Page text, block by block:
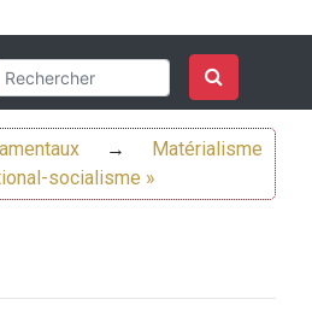
→
Matérialisme
socialisme »